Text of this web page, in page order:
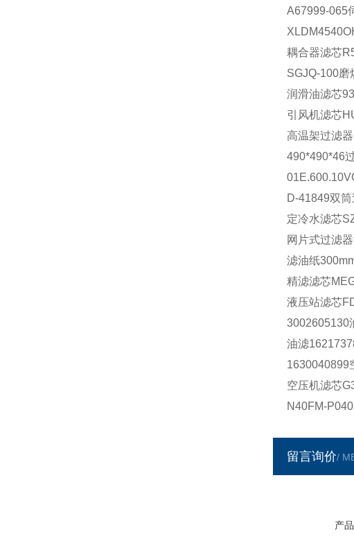
A67999-065
耦合器滤芯
SGJQ-100磨
润滑油滤芯
引风机滤芯
高温架过滤
490*490*46
D-41849双
定冷水滤芯
网片式过滤
滤油纸
精滤滤芯
液压站滤芯
3002605130
油滤
1630040899
空压机滤芯
N40FM-
留言询价/
产品